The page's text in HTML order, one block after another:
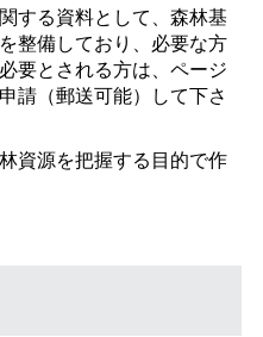
する資料として、森林基
整備しており、必要な方
要とされる方は、ページ
請（郵送可能）して下さ
資源を把握する目的で作